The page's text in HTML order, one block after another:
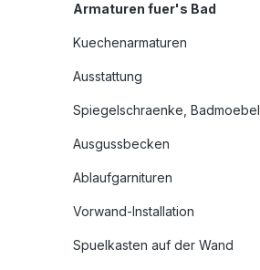
Armaturen fuer's Bad
Kuechenarmaturen
Ausstattung
Spiegelschraenke, Badmoebel
Ausgussbecken
Ablaufgarnituren
Vorwand-Installation
Spuelkasten auf der Wand